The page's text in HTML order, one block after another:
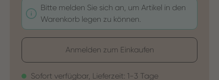
Bitte melden Sie sich an, um Artikel in den
Warenkorb legen zu können.
Anmelden zum Einkaufen
Sofort verfügbar, Lieferzeit: 1-3 Tage